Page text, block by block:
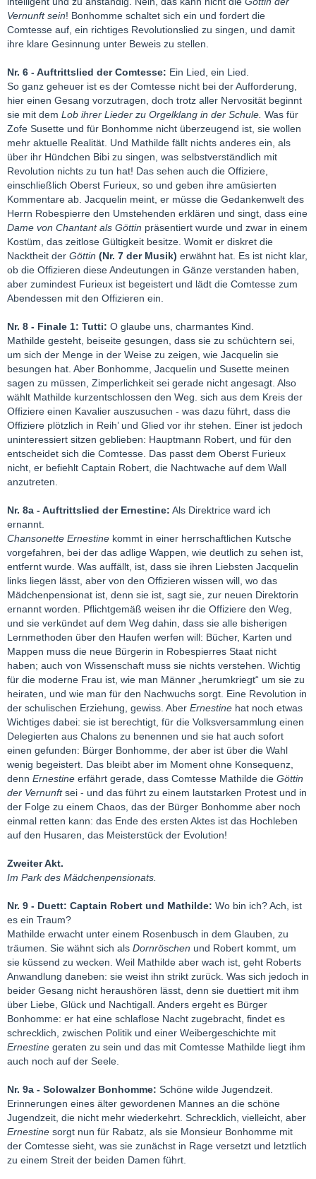
Vernunftsein! Bonhomme schaltet sich ein und fordert die
Comtesse auf, ein richtiges Revolutionslied zu singen, und damit
ihre klare Gesinnung unter Beweis zu stellen.
Nr. 6 - Auftrittslied der Comtesse: Ein Lied, ein Lied.
So ganz geheuer ist es der Comtesse nicht bei der Aufforderung,
hier einen Gesang vorzutragen, doch trotz aller Nervosität beginnt
sie mit dem Lob ihrer Lieder zu Orgelklang in der Schule. Was für
Zofe Susette und für Bonhomme nicht überzeugend ist, sie wollen
mehr aktuelle Realität. Und Mathilde fällt nichts anderes ein, als
über ihr Hündchen Bibi zu singen, was selbstverständlich mit
Revolution nichts zu tun hat! Das sehen auch die Offiziere,
einschließlich Oberst Furieux, so und geben ihre amüsierten
Kommentare ab. Jacquelin meint, er müsse die Gedankenwelt des
Herrn Robespierre den Umstehenden erklären und singt, dass eine
Dame von Chantant als Göttin präsentiert wurde und zwar in einem
Kostüm, das zeitlose Gültigkeit besitze. Womit er diskret die
Nacktheit der Göttin (Nr. 7 der Musik) erwähnt hat. Es ist nicht klar,
ob die Offizieren diese Andeutungen in Gänze verstanden haben,
aber zumindest Furieux ist begeistert und lädt die Comtesse zum
Abendessen mit den Offizieren ein.
Nr. 8 - Finale 1: Tutti: O glaube uns, charmantes Kind.
Mathilde gesteht, beiseite gesungen, dass sie zu schüchtern sei,
um sich der Menge in der Weise zu zeigen, wie Jacquelin sie
besungen hat. Aber Bonhomme, Jacquelin und Susette meinen
sagen zu müssen, Zimperlichkeit sei gerade nicht angesagt. Also
wählt Mathilde kurzentschlossen den Weg. sich aus dem Kreis der
Offiziere einen Kavalier auszusuchen - was dazu führt, dass die
Offiziere plötzlich in Reih’ und Glied vor ihr stehen. Einer ist jedoch
uninteressiert sitzen geblieben: Hauptmann Robert, und für den
entscheidet sich die Comtesse. Das passt dem Oberst Furieux
nicht, er befiehlt Captain Robert, die Nachtwache auf dem Wall
anzutreten.
Nr. 8a - Auftrittslied der Ernestine: Als Direktrice ward ich
ernannt.
Chansonette Ernestine kommt in einer herrschaftlichen Kutsche
vorgefahren, bei der das adlige Wappen, wie deutlich zu sehen ist,
entfernt wurde. Was auffällt, ist, dass sie ihren Liebsten Jacquelin
links liegen lässt, aber von den Offizieren wissen will, wo das
Mädchenpensionat ist, denn sie ist, sagt sie, zur neuen Direktorin
ernannt worden. Pflichtgemäß weisen ihr die Offiziere den Weg,
und sie verkündet auf dem Weg dahin, dass sie alle bisherigen
Lernmethoden über den Haufen werfen will: Bücher, Karten und
Mappen muss die neue Bürgerin in Robespierres Staat nicht
haben; auch von Wissenschaft muss sie nichts verstehen. Wichtig
für die moderne Frau ist, wie man Männer „herumkriegt“ um sie zu
heiraten, und wie man für den Nachwuchs sorgt. Eine Revolution in
der schulischen Erziehung, gewiss. Aber Ernestine hat noch etwas
Wichtiges dabei: sie ist berechtigt, für die Volksversammlung einen
Delegierten aus Chalons zu benennen und sie hat auch sofort
einen gefunden: Bürger Bonhomme, der aber ist über die Wahl
wenig begeistert. Das bleibt aber im Moment ohne Konsequenz,
denn Ernestine erfährt gerade, dass Comtesse Mathilde die Göttin
der Vernunftsei - und das führt zu einem lautstarken Protest und in
der Folge zu einem Chaos, das der Bürger Bonhomme aber noch
einmal retten kann: das Ende des ersten Aktes ist das Hochleben
auf den Husaren, das Meisterstück der Evolution!
Zweiter Akt.
Im Park des Mädchenpensionats.
Nr. 9 - Duett: Captain Robert und Mathilde: Wo bin ich? Ach, ist
es ein Traum?
Mathilde erwacht unter einem Rosenbusch in dem Glauben, zu
träumen. Sie wähnt sich als Dornröschen und Robert kommt, um
sie küssend zu wecken. Weil Mathilde aber wach ist, geht Roberts
Anwandlung daneben: sie weist ihn strikt zurück. Was sich jedoch in
beider Gesang nicht heraushören lässt, denn sie duettiert mit ihm
über Liebe, Glück und Nachtigall. Anders ergeht es Bürger
Bonhomme: er hat eine schlaflose Nacht zugebracht, findet es
schrecklich, zwischen Politik und einer Weibergeschichte mit
Ernestine geraten zu sein und das mit Comtesse Mathilde liegt ihm
auch noch auf der Seele.
Nr. 9a - Solowalzer Bonhomme: Schöne wilde Jugendzeit.
Erinnerungen eines älter gewordenen Mannes an die schöne
Jugendzeit, die nicht mehr wiederkehrt. Schrecklich, vielleicht, aber
Ernestine sorgt nun für Rabatz, als sie Monsieur Bonhomme mit
der Comtesse sieht, was sie zunächst in Rage versetzt und letztlich
zu einem Streit der beiden Damen führt.